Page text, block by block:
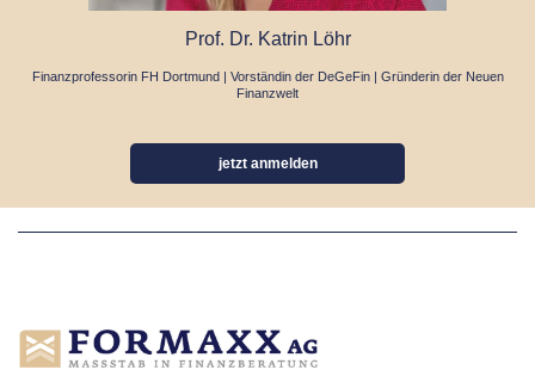
Prof. Dr. Katrin Löhr
Finanzprofessorin FH Dortmund | Vorständin der DeGeFin | Gründerin der Neuen
Finanzwelt
jetzt anmelden